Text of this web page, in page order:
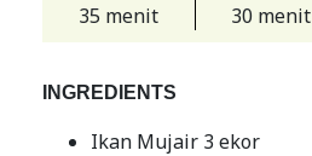
35 menit 30 menit
INGREDIENTS
Ikan Mujair 3 ekor